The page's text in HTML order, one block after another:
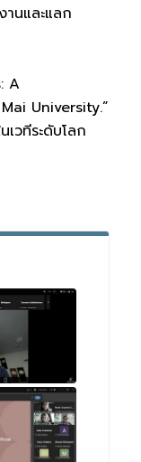
นและแลก
A
University.”
วทีระดับโลก